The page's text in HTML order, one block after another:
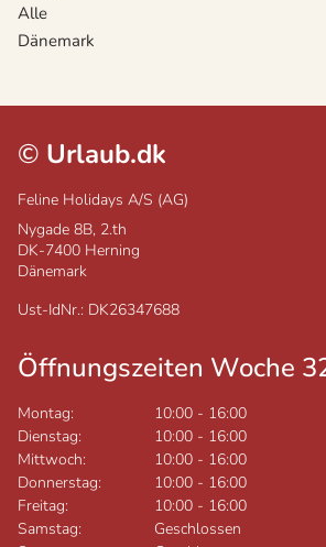
Alle
Dänemark
© Urlaub.dk
Feline Holidays A/S (AG)
Nygade 8B, 2.th
DK-7400 Herning
Dänemark
Ust-IdNr.: DK26347688
Öffnungszeiten Woche
Montag: 10:00 - 16:00
Dienstag:
10:00 - 16:00
Mittwoch:
10:00 - 16:00
Donnerstag:
10:00 - 16:00
Freitag:
10:00 - 16:00
Samstag:
Geschlossen